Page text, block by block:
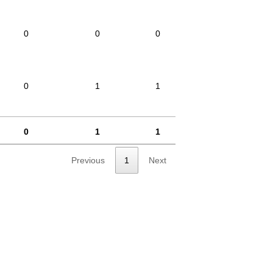
0 0 0
0 1 1
0 1 1
Previous 1 Next